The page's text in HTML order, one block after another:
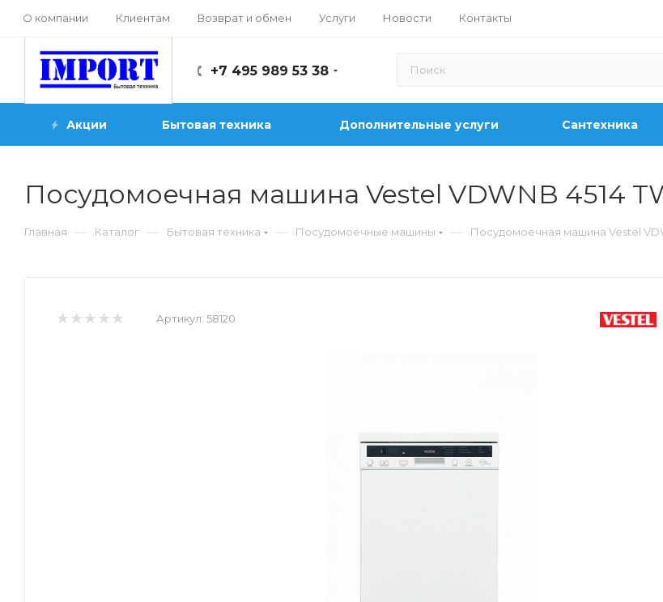
О компании Клиентам Возврат и обмен Услуги Новости Контакты
+7 495 989 53 38
Акции Бытовая техника Дополнительные услуги Сантехника
Посудомоечная машина Vestel VDWNB 4514
Главная — Каталог — Бытовая техника — Посудомоечные машины — Посудомоечная машина Vestel
Артикул: 58120